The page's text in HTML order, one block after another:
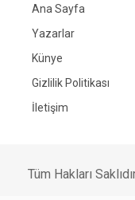
Ana Sayfa
Yazarlar
Künye
Gizlilik Politikası
İletişim
Tüm Hakları